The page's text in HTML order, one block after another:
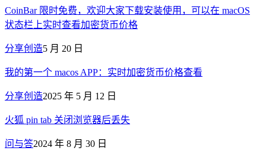
CoinBar 限时免费，欢迎大家下载安装使用，可以在 macOS
状态栏上实时查看加密货币价格
分享创造5 月 20 日
我的第一个 macos APP：实时加密货币价格查看
分享创造2025 年 5 月 12 日
火狐 pin tab 关闭浏览器后丢失
问与答2024 年 8 月 30 日